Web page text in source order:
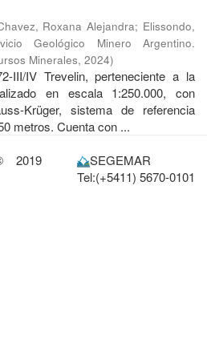
Roxana Alejandra; Elissondo,
Geológico Minero Argentino.
Minerales, 2024)
III/IV Trevelin, perteneciente a la
en escala 1:250.000, con
Krüger, sistema de referencia
metros. Cuenta con ...
2019
SEGEMAR
Tel:(+5411) 5670-0101